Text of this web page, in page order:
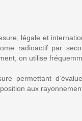
légale et
radioactif par
on utilise
permettant
aux